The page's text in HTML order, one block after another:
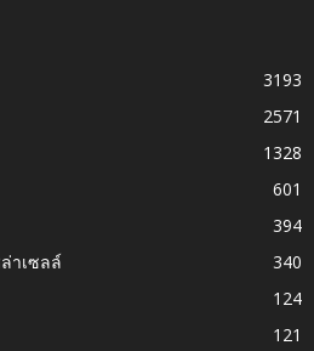
3193
2571
1328
601
394
าเซลล์
340
124
121